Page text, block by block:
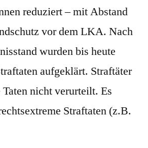
reduziert – mit Abstand
vor dem LKA. Nach
wurden bis heute
aufgeklärt. Straftäter
nicht verurteilt. Es
Straftaten (z.B.